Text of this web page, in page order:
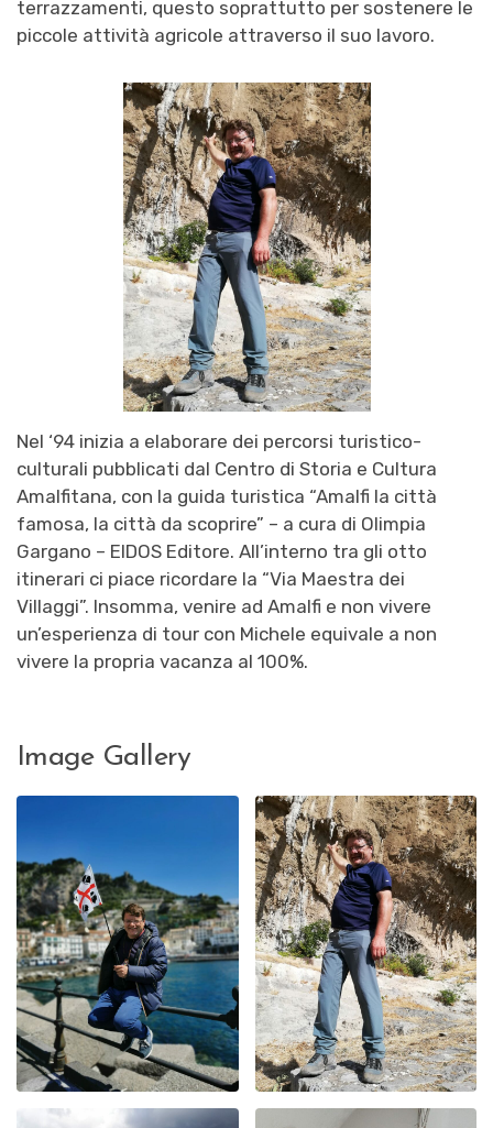
terrazzamenti, questo soprattutto per sostenere le
piccole attività agricole attraverso il suo lavoro.
Nel ‘94 inizia a elaborare dei percorsi turistico-
culturali pubblicati dal Centro di Storia e Cultura
Amalfitana, con la guida turistica “Amalfi la città
famosa, la città da scoprire” – a cura di Olimpia
Gargano – EIDOS Editore. All’interno tra gli otto
itinerari ci piace ricordare la “Via Maestra dei
Villaggi”. Insomma, venire ad Amalfi e non vivere
un’esperienza di tour con Michele equivale a non
vivere la propria vacanza al 100%.
Image Gallery